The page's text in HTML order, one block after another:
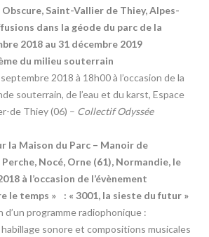
Saint-Vallier de Thiey, Alpes-
dans la géode du parc de la
2018 au 31 décembre 2019
du milieu souterrain
2018 à 18h00 à l’occasion de la
souterrain, de l’eau et du karst, Espace
de Thiey (06) – Collectif Odyssée
la Maison du Parc – Manoir de
Nocé, Orne (61), Normandie, le
à l’occasion de l’évènement
le temps » : « 3001, la sieste du futur »
programme radiophonique :
sonore et compositions musicales